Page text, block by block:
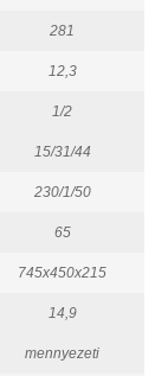
281
12,3
1/2
15/31/44
230/1/50
65
745x450x215
14,9
mennyezeti